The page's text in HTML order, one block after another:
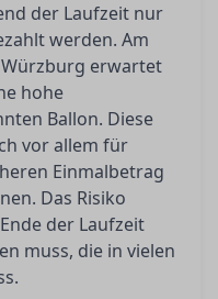
der Laufzeit nur
werden. Am
erwartet
hohe
Ballon. Diese
vor allem für
Einmalbetrag
Das Risiko
der Laufzeit
muss, die in vielen